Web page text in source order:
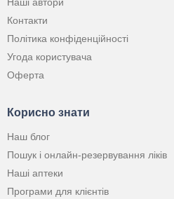
Наші автори
Контакти
Політика конфіденційності
Угода користувача
Оферта
Корисно знати
Наш блог
Пошук і онлайн-резервування ліків
Наші аптеки
Програми для клієнтів